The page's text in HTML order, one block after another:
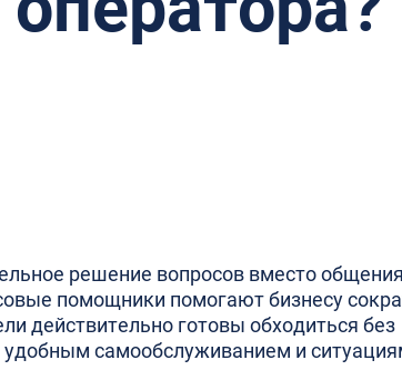
решение вопросов вместо
помощники помогают бизнесу
действительно готовы обходиться без
самообслуживанием и